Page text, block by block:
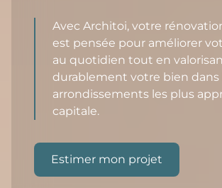
Avec Architoi, votre
est pensée pour améliorer
au quotidien tout en
durablement votre bien dans
arrondissements les plus
capitale.
Estimer mon projet